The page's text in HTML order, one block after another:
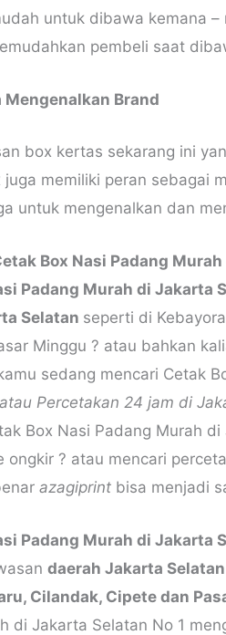
untuk dibawa kemana
pembeli saat
Mengenalkan Brand
box kertas sekarang ini
juga memiliki peran sebagai
untuk mengenalkan dan
Box Nasi Padang
Padang Murah di Jakarta
Selatan seperti di
Minggu ? atau bahkan
sedang mencari Cetak
atau Percetakan 24 jam di
Box Nasi Padang Murah
ongkir ? atau mencari
azagiprint bisa menjadi
Padang Murah di Jakarta
daerah Jakarta
Cilandak, Cipete dan
di Jakarta Selatan No 1